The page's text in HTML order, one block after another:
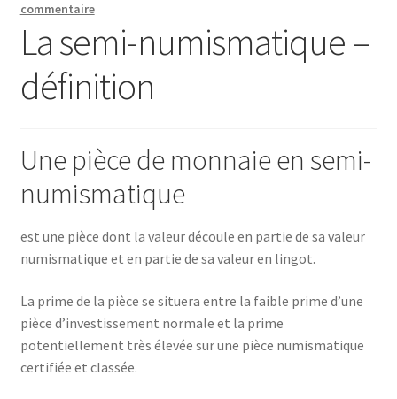
commentaire
La semi-numismatique –
définition
Une pièce de monnaie en semi-
numismatique
est une pièce dont la valeur découle en partie de sa valeur
numismatique et en partie de sa valeur en lingot.
La prime de la pièce se situera entre la faible prime d’une
pièce d’investissement normale et la prime
potentiellement très élevée sur une pièce numismatique
certifiée et classée.